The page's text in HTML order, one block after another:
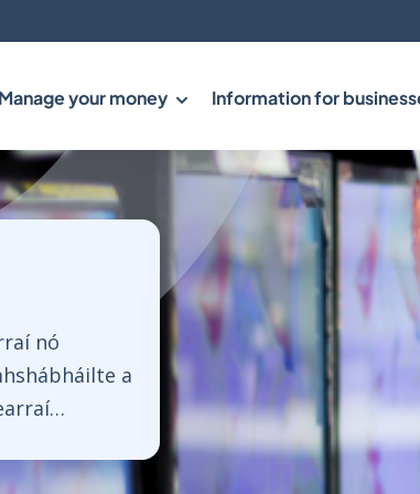
Manage your money Information for
nó
a